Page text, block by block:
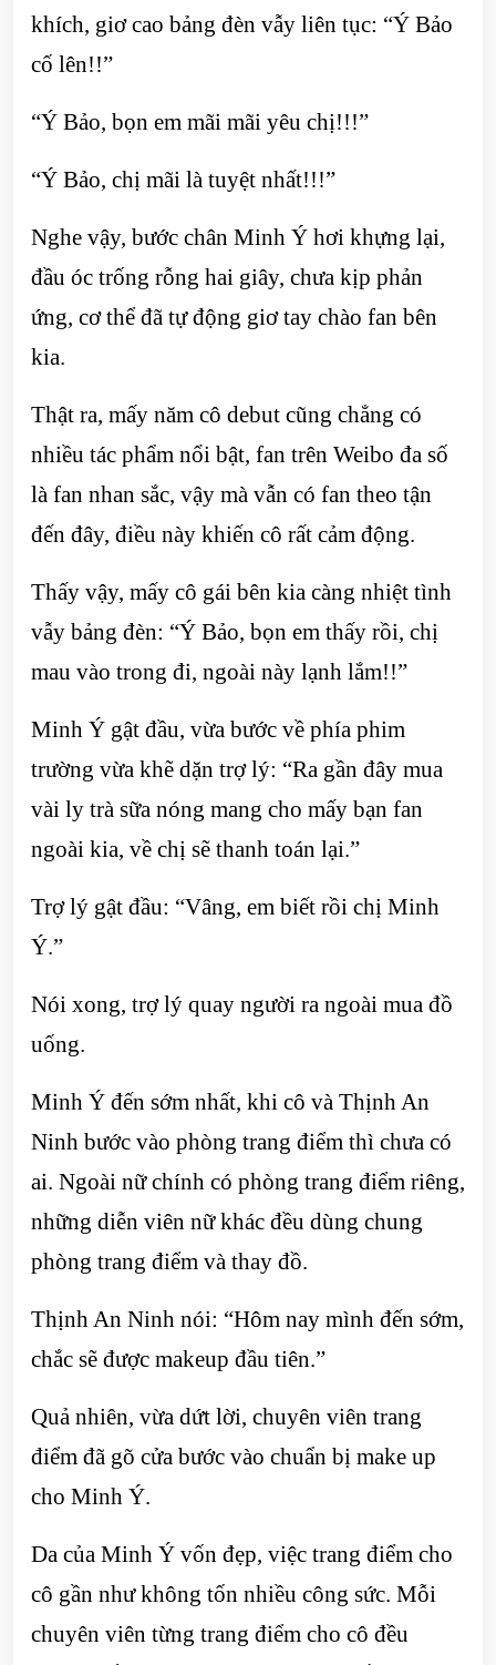
khích, giơ cao bảng đèn vẫy liên tục: “Ý Bảo
cố lên!!”
“Ý Bảo, bọn em mãi mãi yêu chị!!!”
“Ý Bảo, chị mãi là tuyệt nhất!!!”
Nghe vậy, bước chân Minh Ý hơi khựng lại,
đầu óc trống rỗng hai giây, chưa kịp phản
ứng, cơ thể đã tự động giơ tay chào fan bên
kia.
Thật ra, mấy năm cô debut cũng chẳng có
nhiều tác phẩm nổi bật, fan trên Weibo đa số
là fan nhan sắc, vậy mà vẫn có fan theo tận
đến đây, điều này khiến cô rất cảm động.
Thấy vậy, mấy cô gái bên kia càng nhiệt tình
vẫy bảng đèn: “Ý Bảo, bọn em thấy rồi, chị
mau vào trong đi, ngoài này lạnh lắm!!”
Minh Ý gật đầu, vừa bước về phía phim
trường vừa khẽ dặn trợ lý: “Ra gần đây mua
vài ly trà sữa nóng mang cho mấy bạn fan
ngoài kia, về chị sẽ thanh toán lại.”
Trợ lý gật đầu: “Vâng, em biết rồi chị Minh
Ý.”
Nói xong, trợ lý quay người ra ngoài mua đồ
uống.
Minh Ý đến sớm nhất, khi cô và Thịnh An
Ninh bước vào phòng trang điểm thì chưa có
ai. Ngoài nữ chính có phòng trang điểm riêng,
những diễn viên nữ khác đều dùng chung
phòng trang điểm và thay đồ.
Thịnh An Ninh nói: “Hôm nay mình đến sớm,
chắc sẽ được makeup đầu tiên.”
Quả nhiên, vừa dứt lời, chuyên viên trang
điểm đã gõ cửa bước vào chuẩn bị make up
cho Minh Ý.
Da của Minh Ý vốn đẹp, việc trang điểm cho
cô gần như không tốn nhiều công sức. Mỗi
chuyên viên từng trang điểm cho cô đều